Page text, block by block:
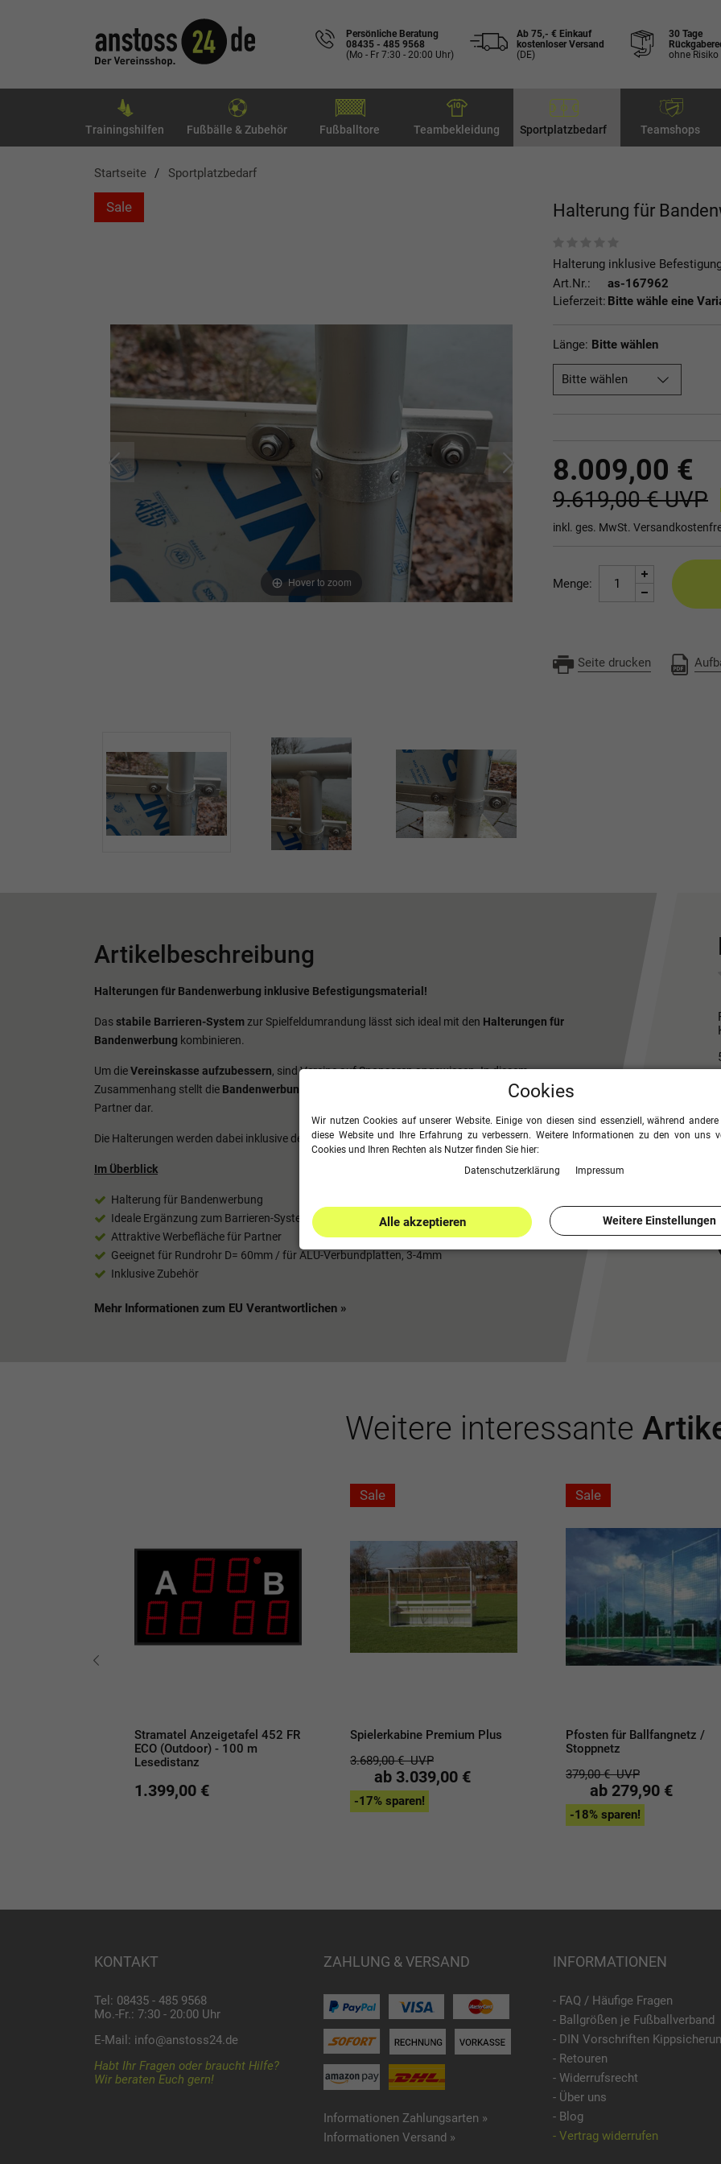
Persönliche Beratung
08435 - 485 9568
(Mo - Fr 7:30 - 20:00 Uhr)
Ab 75,- € Einkauf
kostenloser Versand
(DE)
30 Tage
ohne Risiko
Trainingshilfen Fußbälle & Zubehör Fußballtore Teambekleidung Sportplatzbedarf Teamshops
Startseite Sportplatzbedarf
Sale
Hover to zoom
Halterung für
Halterung inklusive
Art.Nr.:
as-167962
Lieferzeit: Bitte wähle eine
Länge: Bitte wählen
Bitte wählen
8.009,00 €
9.619,00 €UVP
inkl. ges. MwSt.
Menge:
Seite drucken
Artikelbeschreibung
Halterungen für Bandenwerbung inklusive Befestigungsmaterial!
Dasstabile Barrieren-Systemzur Spielfeldumrandung lässt sich ideal mit den Halterungen für
Bandenwerbung kombinieren.
Um dieVereinskasse aufzubessern, sind Vereine auf Sponsoren angewiesen. In diesem
Zusammenhang stellt die Bandenwerbung attraktive Werbeflächefür
Partner dar.
Die Halterungen werden dabei inklusive dem notwendigen Zubehör geliefert!
Im Überblick
Halterung für Bandenwerbung
Ideale Ergänzung zum Barrieren-System
Attraktive Werbefläche für Partner
Geeignet für Rundrohr D= 60mm / für ALU-Verbundplatten, 3-4mm
Inklusive Zubehör
Mehr Informationen zum EU Verantwortlichen »
Weitere interessante
Stramatel Anzeigetafel 452 FR
ECO (Outdoor) - 100 m
Lesedistanz
1.399,00 €
Sale
Spielerkabine Premium Plus
3.689,00 €UVP
ab 3.039,00 €
-17% sparen!
Sale
Pfosten für Ballfangnetz /
Stoppnetz
379,00 €UVP
ab 279,90 €
-18% sparen!
KONTAKT
Tel: 08435 - 485 9568
Mo.-Fr.: 7:30 - 20:00 Uhr
E-Mail: info@anstoss24.de
Habt Ihr Fragen oder braucht Hilfe?
Wir beraten Euch gern!
ZAHLUNG & VERSAND
Informationen Zahlungsarten »
Informationen Versand »
INFORMATIONEN
- FAQ / Häufige Fragen
- Ballgrößen je Fußballverband
- DIN Vorschriften
- Retouren
- Widerrufsrecht
- Über uns
- Blog
- Vertrag widerrufen
Cookies
Wir nutzen Cookies auf unserer Website. Einige von diesen sind essenziell, während
diese Website und Ihre Erfahrung zu verbessern. Weitere Informationen zu den von uns
Cookies und Ihren Rechten als Nutzer finden Sie hier:
Daten­schutz­erklärung
Impressum
Alle akzeptieren Weitere Einstellungen